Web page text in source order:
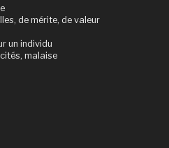
de mérite, de valeur
un individu
malaise